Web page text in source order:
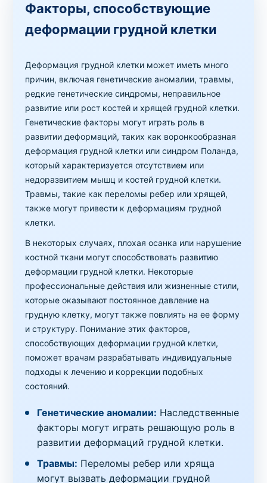
Факторы, способствующие
деформации грудной клетки
Деформация грудной клетки может иметь много
причин, включая генетические аномалии, травмы,
редкие генетические синдромы, неправильное
развитие или рост костей и хрящей грудной клетки.
Генетические факторы могут играть роль в
развитии деформаций, таких как воронкообразная
деформация грудной клетки или синдром Поланда,
который характеризуется отсутствием или
недоразвитием мышц и костей грудной клетки.
Травмы, такие как переломы ребер или хрящей,
также могут привести к деформациям грудной
клетки.
В некоторых случаях, плохая осанка или нарушение
костной ткани могут способствовать развитию
деформации грудной клетки. Некоторые
профессиональные действия или жизненные стили,
которые оказывают постоянное давление на
грудную клетку, могут также повлиять на ее форму
и структуру. Понимание этих факторов,
способствующих деформации грудной клетки,
поможет врачам разрабатывать индивидуальные
подходы к лечению и коррекции подобных
состояний.
Генетические аномалии: Наследственные
факторы могут играть решающую роль в
развитии деформаций грудной клетки.
Травмы: Переломы ребер или хряща
могут вызвать деформации грудной